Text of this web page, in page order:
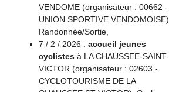
VENDOME (organisateur : 00662 -
UNION SPORTIVE VENDOMOISE),
Randonnée/Sortie,
7 / 2 / 2026 : accueil jeunes
cyclistesà LA CHAUSSEE-SAINT-
VICTOR (organisateur : 02603 -
CYCLOTOURISME DE LA